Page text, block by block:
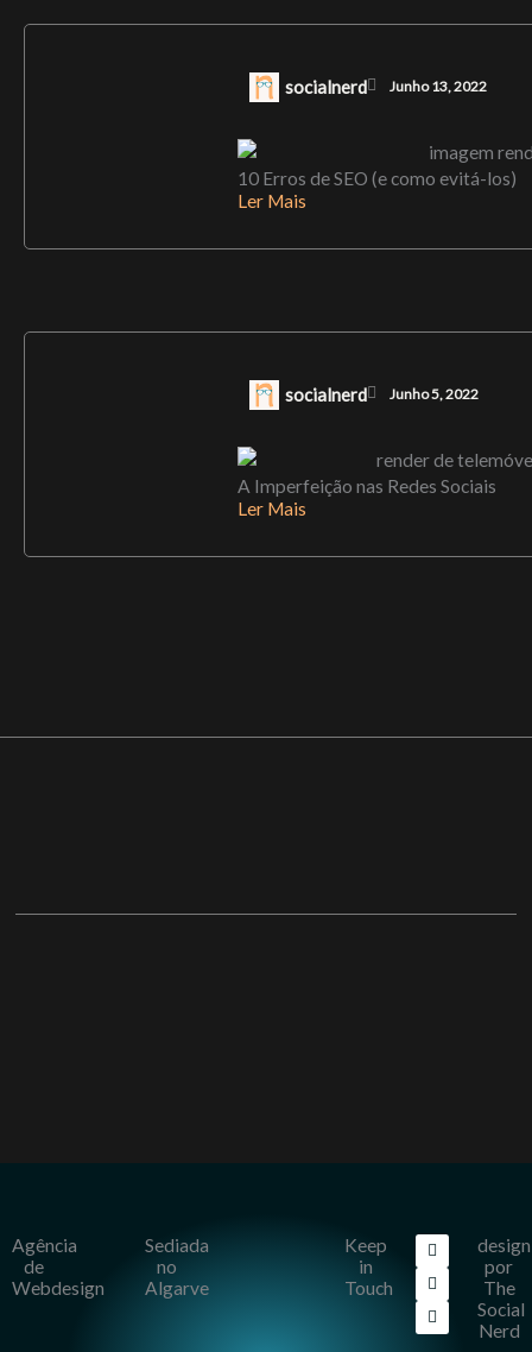
socialnerd Junho 13, 2022
10 Erros de SEO (e como evitá-los)
Ler Mais
socialnerd Junho 5, 2022
A Imperfeição nas Redes Sociais
Ler Mais
Agência
de
Webdesign
Sediada
no
Algarve
Keep
in
Touch
F
a
c
e
b
o
o
I
n
s
t
a
g
r
L
i
n
k
e
d
i
design
por
The
Social
Nerd